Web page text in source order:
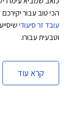
הכי טוב עבור
עובד זר סיעודי
וטבעית עבורו.
קרא עוד